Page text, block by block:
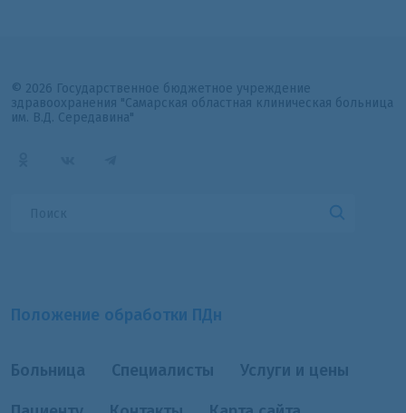
© 2026 Государственное бюджетное учреждение
здравоохранения "Самарская областная клиническая больница
им. В.Д. Середавина"
Положение обработки ПДн
Больница Специалисты Услуги и цены